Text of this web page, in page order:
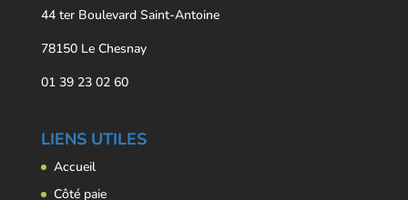
44 ter Boulevard Saint-Antoine
78150 Le Chesnay
01 39 23 02 60
LIENS UTILES
Accueil
Côté paie